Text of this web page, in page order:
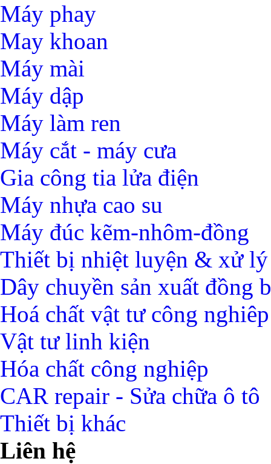
Máy phay
May khoan
Máy mài
Máy dập
Máy làm ren
Máy cắt - máy cưa
Gia công tia lửa điện
Máy nhựa cao su
Máy đúc kẽm-nhôm-đồng
Thiết bị nhiệt luyện & xử lý
Dây chuyền sản xuất đồng
Hoá chất vật tư công nghiêp
Vật tư linh kiện
Hóa chất công nghiệp
CAR repair - Sửa chữa ô tô
Thiết bị khác
Liên hệ